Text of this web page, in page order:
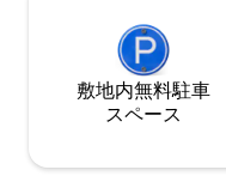
敷地内無料駐⁠車
ス⁠ペ⁠ー⁠ス